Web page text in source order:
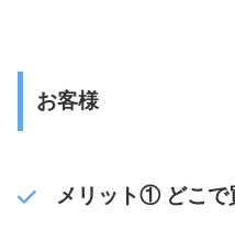
お客様
メリット① どこで